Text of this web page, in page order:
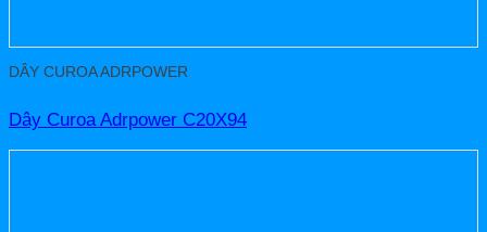
DÂY CUROA ADRPOWER
Dây Curoa Adrpower C20X94